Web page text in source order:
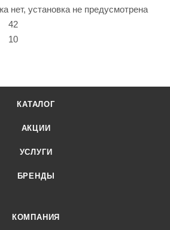
нет, установка не предусмотрена
42
10
КАТАЛОГ
АКЦИИ
УСЛУГИ
БРЕНДЫ
КОМПАНИЯ